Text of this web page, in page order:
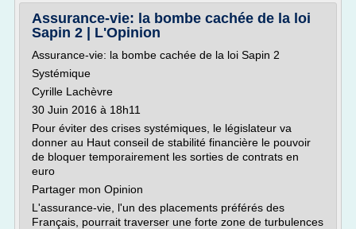
Assurance-vie: la bombe cachée de la loi
Sapin 2 | L'Opinion
Assurance-vie: la bombe cachée de la loi Sapin 2
Systémique
Cyrille Lachèvre
30 Juin 2016 à 18h11
Pour éviter des crises systémiques, le législateur va
donner au Haut conseil de stabilité financière le pouvoir
de bloquer temporairement les sorties de contrats en
euro
Partager mon Opinion
L'assurance-vie, l'un des placements préférés des
Français, pourrait traverser une forte zone de turbulences